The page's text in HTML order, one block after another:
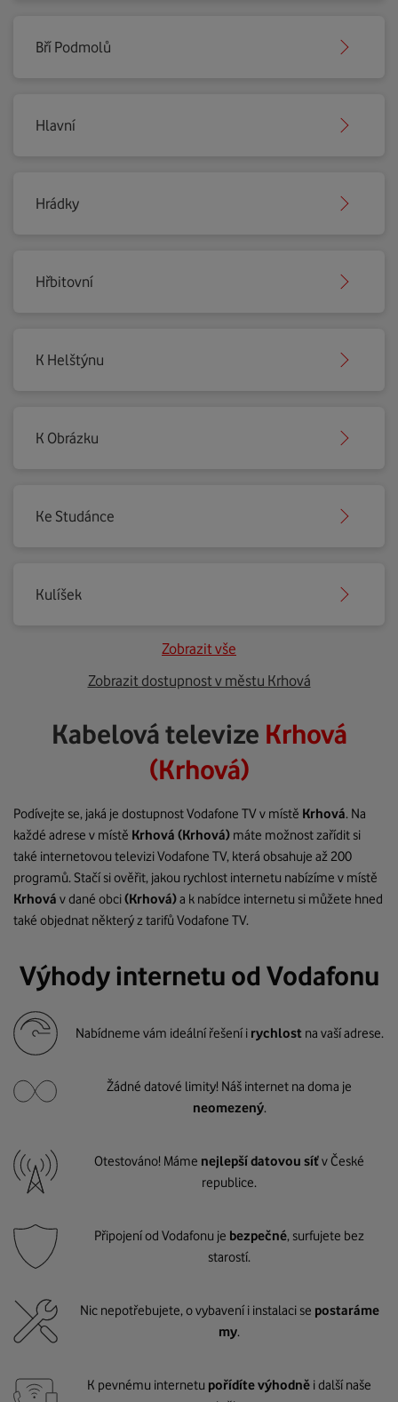
Bří Podmolů
Hlavní
Hrádky
Hřbitovní
K Helštýnu
K Obrázku
Ke Studánce
Kulíšek
Zobrazit vše
Zobrazit dostupnost v městu Krhová
Kabelová televize Krhová
(Krhová)
Podívejte se, jaká je dostupnost Vodafone TV v místě Krhová. Na
každé adrese v místě Krhová (Krhová) máte možnost zařídit si
také internetovou televizi Vodafone TV, která obsahuje až 200
programů. Stačí si ověřit, jakou rychlost internetu nabízíme v místě
Krhová v dané obci(Krhová)a k nabídce internetu si můžete hned
také objednat některý z tarifů Vodafone TV.
Výhody internetu od Vodafonu
Nabídneme vám ideální řešení i rychlost na vaší adrese.
Žádné datové limity! Náš internet na doma je
neomezený.
Otestováno! Máme nejlepší datovou síťv České
republice.
Připojení od Vodafonu je bezpečné, surfujete bez
starostí.
Nic nepotřebujete, o vybavení i instalaci se postaráme
my.
K pevnému internetu pořídíte výhodně i další naše